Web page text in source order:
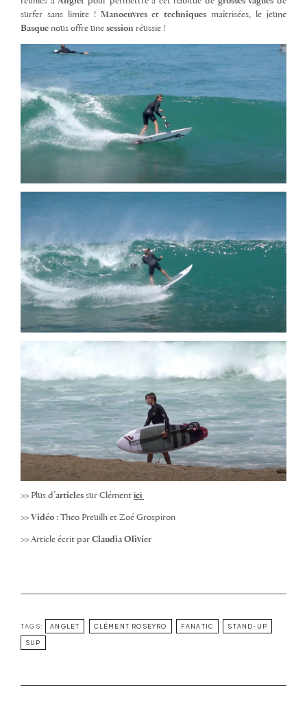
surfer sans limite ! Manoeuvresettechniques maîtrisées, le jeune
Basque nous offre une session réussie !
>> Plus d’articles sur Clément ici
>> Vidéo : Theo Preuilh et Zoé Grospiron
>> Article écrit par Claudia Olivier
TAGS: ANGLET CLÉMENT ROSEYRO FANATIC STAND-UP
SUP